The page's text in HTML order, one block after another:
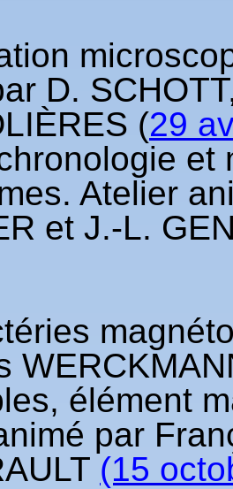
D.
(29
et
Atelier
et J.-L.
élément
par
(15